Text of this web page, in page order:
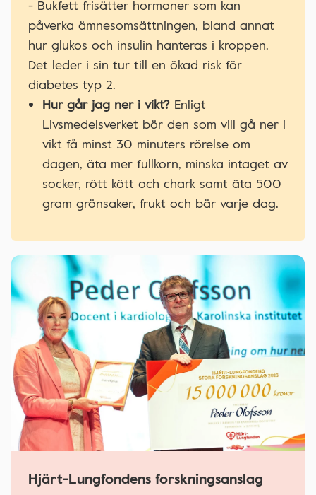
- Bukfett frisätter hormoner som kan
påverka ämnesomsättningen, bland annat
hur glukos och insulin hanteras i kroppen.
Det leder i sin tur till en ökad risk för
diabetes typ 2.
Hur går jag ner i vikt? Enligt
Livsmedelsverket bör den som vill gå ner i
vikt få minst 30 minuters rörelse om
dagen, äta mer fullkorn, minska intaget av
socker, rött kött och chark samt äta 500
gram grönsaker, frukt och bär varje dag.
Hjärt-Lungfondens forskningsanslag